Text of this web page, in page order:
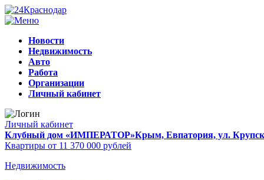
Новости
Недвижимость
Авто
Работа
Организации
Личный кабинет
Личный кабинет
Клубный дом «ИМПЕРАТОР»Крым, Евпатория, ул.
Квартиры от 11 370 000 рублей
Недвижимость